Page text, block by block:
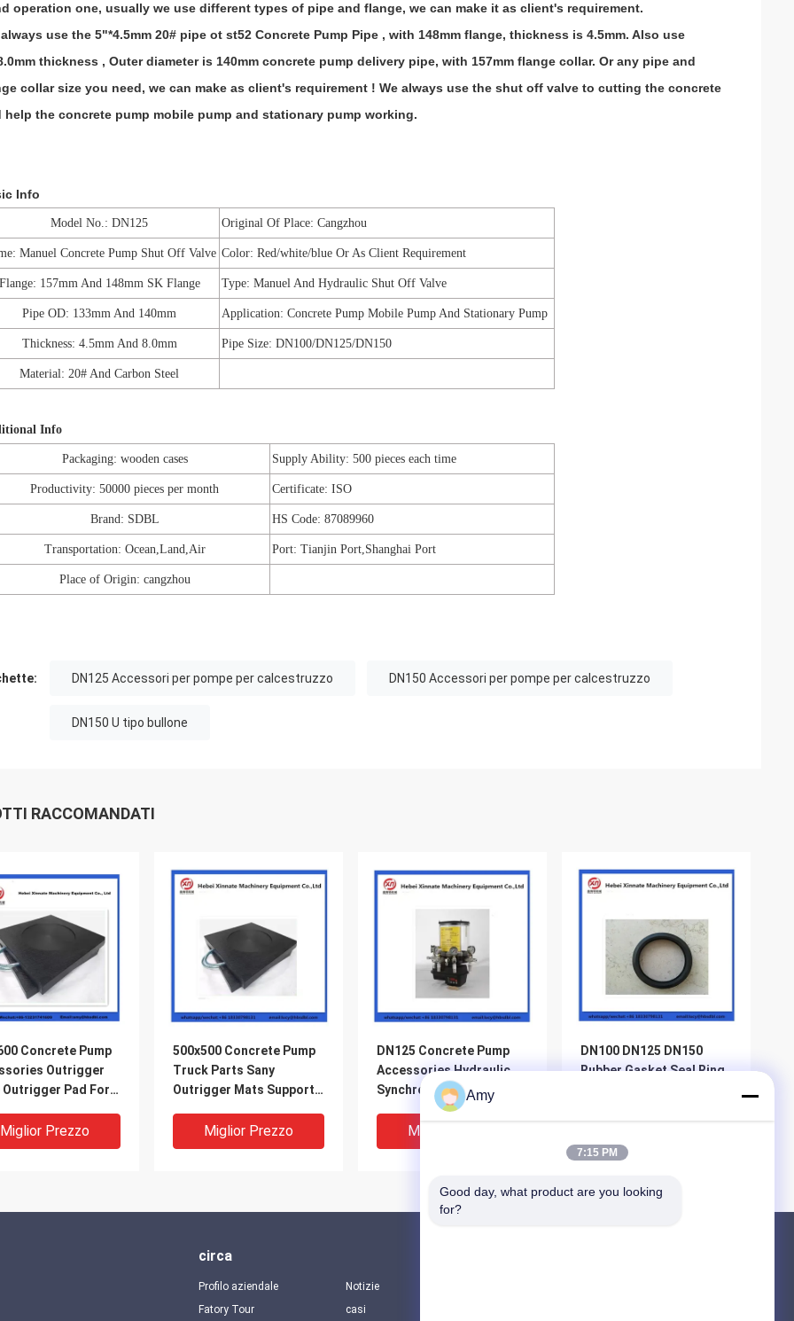
operation one, usually we use different types of pipe and flange, we can make it as client's requirement.
always use the 5"*4.5mm 20# pipe ot st52 Concrete Pump Pipe , with 148mm flange, thickness is 4.5mm. Also use
thickness , Outer diameter is 140mm concrete pump delivery pipe, with 157mm flange collar. Or any pipe and
collar size you need, we can make as client's requirement ! We always use the shut off valve to cutting the concrete
help the concrete pump mobile pump and stationary pump working.
Info
Model No.: DN125 Original Of Place: Cangzhou
Manuel Concrete Pump Shut Off Valve Color: Red/white/blue Or As Client Requirement
Flange: 157mm And 148mm SK Flange Type: Manuel And Hydraulic Shut Off Valve
Pipe OD: 133mm And 140mm Application: Concrete Pump Mobile Pump And Stationary Pump
Thickness: 4.5mm And 8.0mm Pipe Size: DN100/DN125/DN150
Material: 20# And Carbon Steel
Info
Packaging: wooden cases Supply Ability: 500 pieces each time
Productivity: 50000 pieces per month Certificate: ISO
Brand: SDBL HS Code: 87089960
Transportation: Ocean,Land,Air Port: Tianjin Port,Shanghai Port
Place of Origin: cangzhou
DN125 Accessori per pompe per calcestruzzo DN150 Accessori per pompe per calcestruzzo
DN150 U tipo bullone
RACCOMANDATI
Concrete Pump
Outrigger
Outrigger Pad For
Miglior Prezzo
500x500 Concrete Pump
Truck Parts Sany
Outrigger Mats Support
Miglior Prezzo
DN125 Concrete Pump
Accessories Hydraulic
Synchronizing Dual
Power Manual
Lubrication Pump
Miglior Prezzo
DN100 DN125 DN150
Rubber Gasket Seal Ring
circa
Profilo aziendale
Fatory Tour
Notizie
casi
Amy
7:15 PM
Good day, what product are you looking
for?